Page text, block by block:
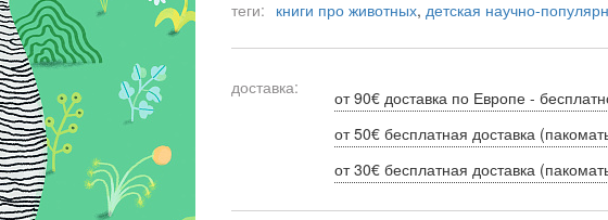
теги: книги про животных, детская научно-
доставка:
от 90€ доставка по Европе -
от 50€ бесплатная доставка
от 30€ бесплатная доставка